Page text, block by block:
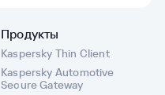
Продукты
Kaspersky Thin Client
Kaspersky Automotive
Secure Gateway